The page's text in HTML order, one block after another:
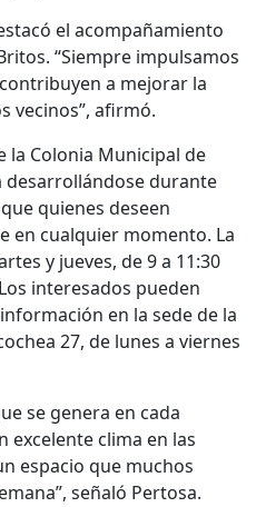
el acompañamiento
“Siempre impulsamos
a mejorar la
vecinos”, afirmó.
la Colonia Municipal de
durante
quienes deseen
en cualquier momento. La
y jueves, de 9 a 11:30
interesados pueden
en la sede de la
27, de lunes a viernes
se genera en cada
excelente clima en las
espacio que muchos
señaló Pertosa.